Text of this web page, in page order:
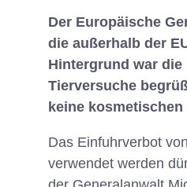
Der Europäische
die außerhalb der
Hintergrund war die
Tierversuche
keine
Das Einfuhrverbot
verwendet werden